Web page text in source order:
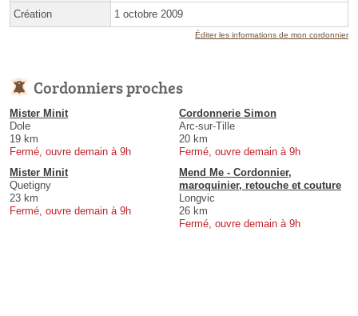
Création 1 octobre 2009
Éditer les informations de mon cordonnier
Cordonniers proches
Mister Minit
Dole
19 km
Fermé, ouvre demain à 9h
Cordonnerie Simon
Arc-sur-Tille
20 km
Fermé, ouvre demain à 9h
Mister Minit
Quetigny
23 km
Fermé, ouvre demain à 9h
Mend Me - Cordonnier,
maroquinier, retouche et couture
Longvic
26 km
Fermé, ouvre demain à 9h